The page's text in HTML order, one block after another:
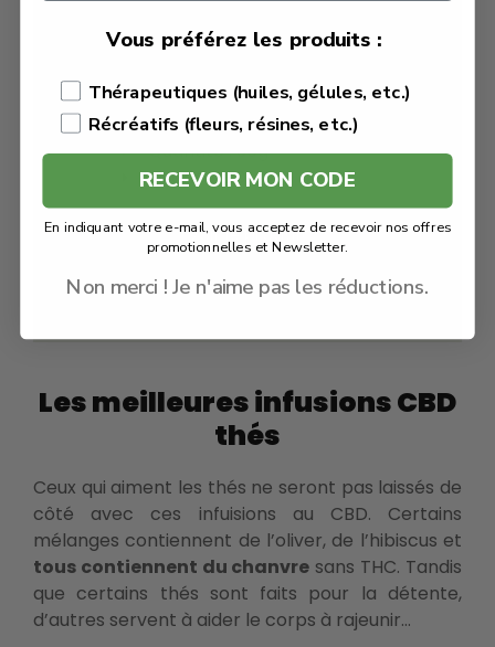
€7.92
Herboristerie Alexandra
Tisane
Quantité : 30g
Tisane CBD
Voir le produit
En savoir plus
Les meilleures infusions CBD
thés
Ceux qui aiment les thés ne seront pas laissés de
côté avec ces infuisions au CBD. Certains
mélanges contiennent de l’oliver, de l’hibiscus et
tous contiennent du chanvre sans THC. Tandis
que certains thés sont faits pour la détente,
d’autres servent à aider le corps à rajeunir…
Vous préférez les produits :
Thérapeutiques (huiles, gélules, etc.)
Récréatifs (fleurs, résines, etc.)
RECEVOIR MON CODE
En indiquant votre e-mail, vous acceptez de recevoir nos offres
promotionnelles et Newsletter.
Non merci ! Je n'aime pas les réductions.